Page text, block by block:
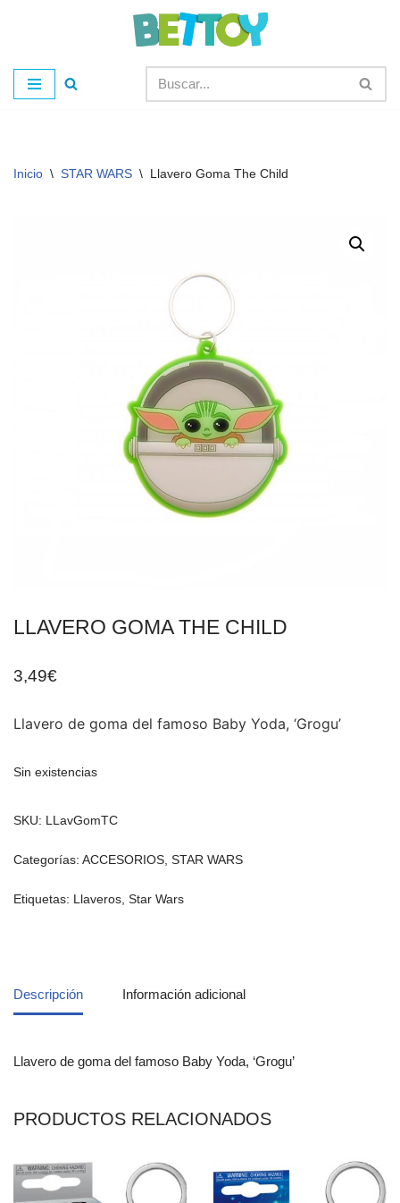
al
contenido
Inicio \ STAR WARS \ Llavero Goma The Child
LLAVERO GOMA THE CHILD
3,49€
Llavero de goma del famoso Baby Yoda, ‘Grogu’
Sin existencias
SKU: LLavGomTC
Categorías: ACCESORIOS STAR WARS
Etiquetas: Llaveros Star Wars
Descripción Información adicional
Llavero de goma del famoso Baby Yoda, ‘Grogu’
PRODUCTOS RELACIONADOS